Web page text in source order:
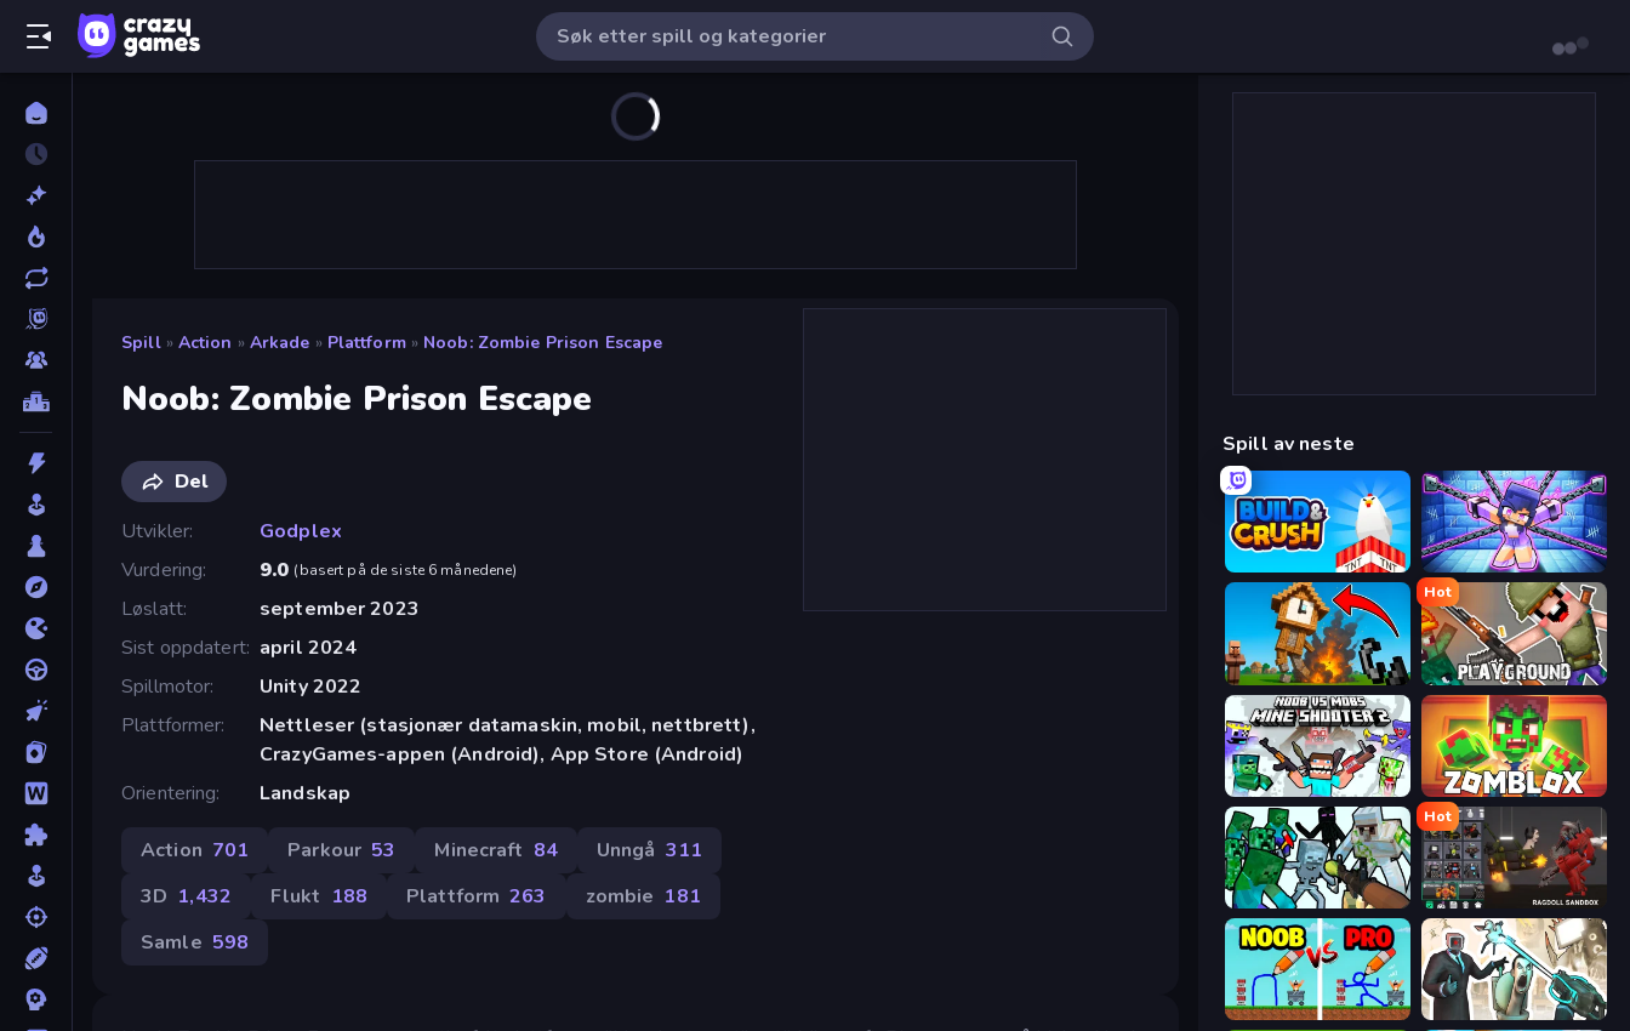
Spill » Action » Arkade » Plattform » Noob: Zombie Prison Escape
Noob: Zombie Prison Escape
Del
Utvikler
Godplex
Vurdering
9.0 (basert på de siste 6 månedene)
Løslatt
september 2023
Sist oppdatert april 2024
Spillmotor
Unity 2022
Plattformer
Nettleser (stasjonær datamaskin, mobil, nettbrett),
CrazyGames-appen (Android), App Store (Android)
Orientering
Landskap
Action 701 Parkour 53 Minecraft 84 Unngå 311
3D 1,432 Flukt 188 Plattform 263 zombie 181
Samle 598
Spill av neste
Build and Crush Mini Mine
Noob Fuse
Hot
Playground
Mine Shooter 2: Noob vs Mobs Zomblox
Hot
Last Play: Ragdoll Sandbox
DOP Noob: Draw to Save Skibidi Toilets: Infection